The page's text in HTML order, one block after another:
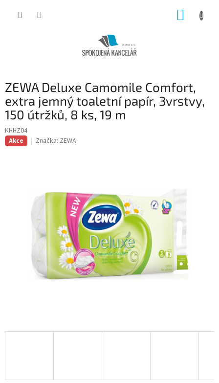
ZEWA Deluxe Camomile Comfort,
extra jemný toaletní papír, 3vrstvy,
150 útržků, 8 ks, 19 m
KHHZ04
Akce Značka: ZEWA